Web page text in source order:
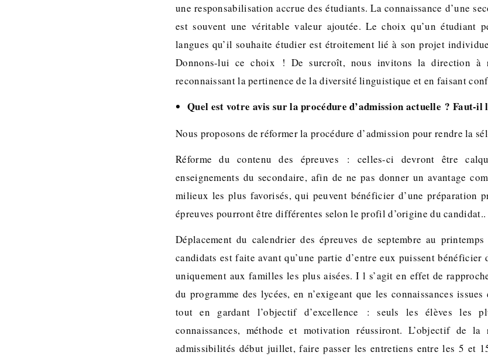
une responsabilisation accrue des étudiants. La connaissance d’une
est souvent une véritable valeur ajoutée. Le choix qu’un étudiant
langues qu’il souhaite étudier est étroitement lié à son projet
Donnons-lui ce choix ! De surcroît, nous invitons la direction à
reconnaissant la pertinence de la diversité linguistique et en faisant
Quel est votre avis sur la procédure d’admission actuelle ? Faut-
Nous proposons de réformer la procédure d’admission pour rendre la
Réforme du contenu des épreuves : celles-ci devront être
enseignements du secondaire, afin de ne pas donner un avantage
milieux les plus favorisés, qui peuvent bénéficier d’une préparation
épreuves pourront être différentes selon le profil d’origine du candidat..
Déplacement du calendrier des épreuves de septembre au
candidats est faite avant qu’une partie d’entre eux puissent bénéficier
uniquement aux familles les plus aisées. I l s’agit en effet de
du programme des lycées, en n’exigeant que les connaissances
tout en gardant l’objectif d’excellence : seuls les élèves les
connaissances, méthode et motivation réussiront. L’objectif de
admissibilités début juillet, faire passer les entretiens entre les 5 et